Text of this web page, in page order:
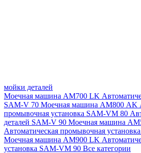
мойки деталей
Моечная машина AM700 LK
SAM-V 70 Моечная машина АМ800 AK
промывочная установка SAM-VM 80
деталей SAM-V 90 Моечная машина
Автоматическая промывочная
Моечная машина AM900 LK
установка SAM-VM 90 Все категории